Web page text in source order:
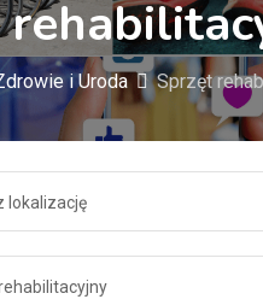
i Uroda Sprzęt
lokalizację